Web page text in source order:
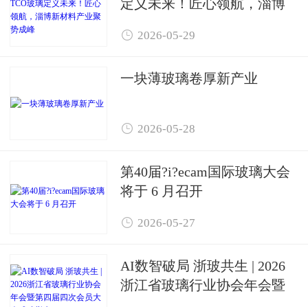
定义未来！匠心领航，淄博
 2026-05-29
一块薄玻璃卷厚新产业
 2026-05-28
第40届?i?ecam国际玻璃大会
将于 6 月召开
 2026-05-27
AI数智破局 浙玻共生 | 2026
浙江省玻璃行业协会年会暨